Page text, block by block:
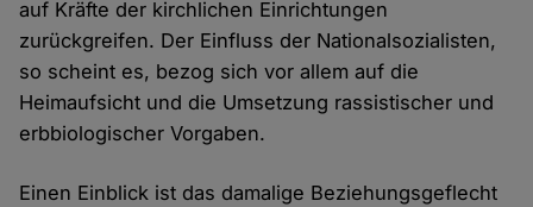
auf Kräfte der kirchlichen Einrichtungen
zurückgreifen. Der Einfluss der Nationalsozialisten,
so scheint es, bezog sich vor allem auf die
Heimaufsicht und die Umsetzung rassistischer und
erbbiologischer Vorgaben.
Einen Einblick ist das damalige Beziehungsgeflecht